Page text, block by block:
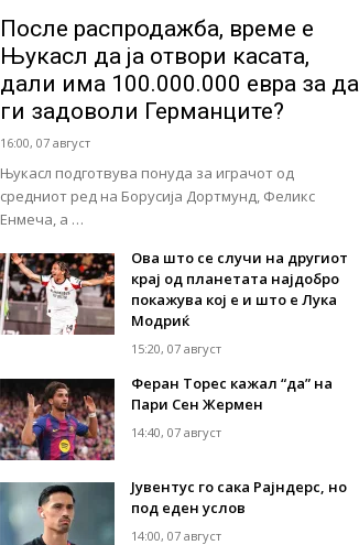
После распродажба, време е
Њукасл да ја отвори касата,
дали има 100.000.000 евра за да
ги задоволи Германците?
16:00, 07 август
Њукасл подготвува понуда за играчот од
средниот ред на Борусија Дортмунд, Феликс
Енмеча, а …
Ова што се случи на другиот
крај од планетата најдобро
покажува кој е и што е Лука
Модриќ
15:20, 07 август
Феран Торес кажал “да” на
Пари Сен Жермен
14:40, 07 август
Јувентус го сака Рајндерс, но
под еден услов
14:00, 07 август